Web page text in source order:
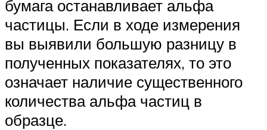
бумага останавливает альфа
частицы. Если в ходе измерения
вы выявили большую разницу в
полученных показателях, то это
означает наличие существенного
количества альфа частиц в
образце.